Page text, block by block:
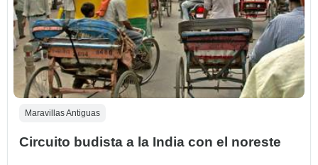
Maravillas Antiguas
Circuito budista a la India con el noreste